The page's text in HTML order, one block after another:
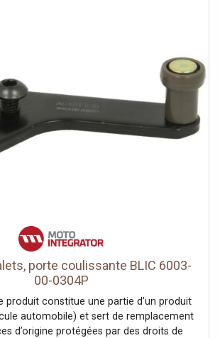
porte coulissante BLIC 6003-
00-0304P
produit constitue une partie d’un produit
automobile) et sert de remplacement
d’origine protégées par des droits de